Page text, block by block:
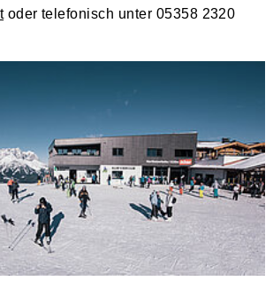
oder telefonisch unter 05358 2320